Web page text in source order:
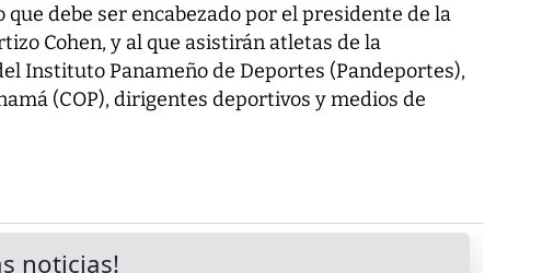
debe ser encabezado por el presidente de la
Cohen, y al que asistirán atletas de la
Instituto Panameño de Deportes (Pandeportes),
(COP), dirigentes deportivos y medios de